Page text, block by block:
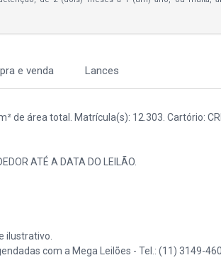
e venda Lances
de área total. Matrícula(s): 12.303. Cartório:
ATÉ A DATA DO LEILÃO.
ilustrativo.
com a Mega Leilões - Tel.: (11) 3149-